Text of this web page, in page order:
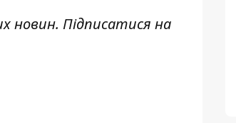
новин. Підписатися на